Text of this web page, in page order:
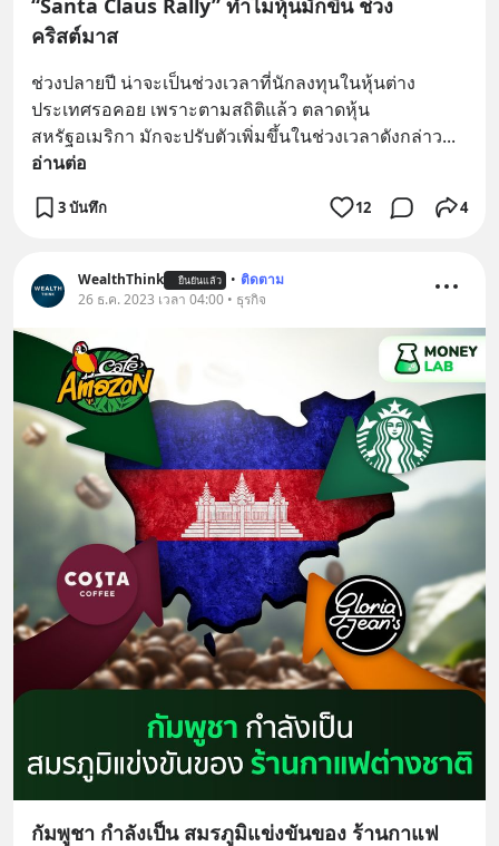
“Santa Claus Rally” ทำไมหุ้นมักขึ้น ช่วง
คริสต์มาส
ช่วงปลายปี น่าจะเป็นช่วงเวลาที่นักลงทุนในหุ้นต่าง
ประเทศรอคอย เพราะตามสถิติแล้ว ตลาดหุ้น
สหรัฐอเมริกา มักจะปรับตัวเพิ่มขึ้นในช่วงเวลาดังกล่าว
อ่านต่อ
3 บันทึก 12 4
WealthThink ยืนยันแล้ว • ติดตาม
26 ธ.ค. 2023 เวลา 04:00 • ธุรกิจ
กัมพูชา กำลังเป็น สมรภูมิแข่งขันของ ร้านกาแฟ